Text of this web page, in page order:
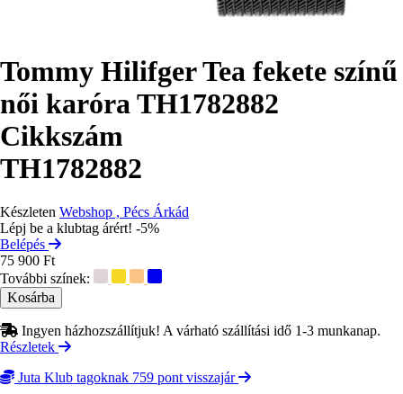
Tommy Hilifger Tea fekete színű
női karóra TH1782882
Cikkszám
TH1782882
Készleten Webshop , Pécs Árkád
Lépj be a klubtag árért! -5%
Belépés
75 900 Ft
További színek:
Ingyen házhozszállítjuk! A várható szállítási idő 1-3 munkanap.
Részletek
Juta Klub tagoknak 759 pont visszajár